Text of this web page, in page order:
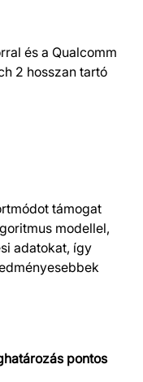
és a Qualcomm
2 hosszan tartó
támogat
modellel,
adatokat, így
pontos